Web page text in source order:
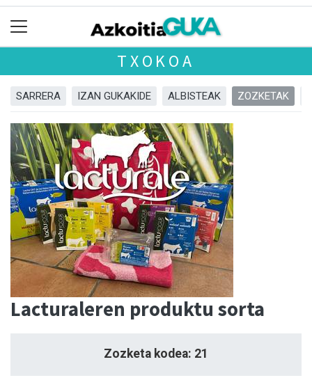
TXOKOA
SARRERA IZAN GUKAKIDE ALBISTEAK ZOZKETAK
Lacturaleren produktu sorta
Zozketa kodea: 21